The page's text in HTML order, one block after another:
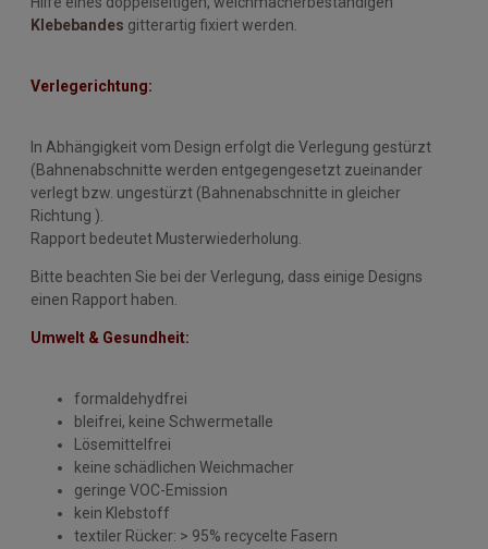
Klebebandes gitterartig fixiert werden.
Verlegerichtung:
In Abhängigkeit vom Design erfolgt die Verlegung gestürzt
(Bahnenabschnitte werden entgegengesetzt zueinander
verlegt bzw. ungestürzt (Bahnenabschnitte in gleicher
Richtung ).
Rapport bedeutet Musterwiederholung.
Bitte beachten Sie bei der Verlegung, dass einige Designs
einen Rapport haben.
Umwelt & Gesundheit:
formaldehydfrei
bleifrei, keine Schwermetalle
Lösemittelfrei
keine schädlichen Weichmacher
geringe VOC-Emission
kein Klebstoff
textiler Rücker: > 95% recycelte Fasern